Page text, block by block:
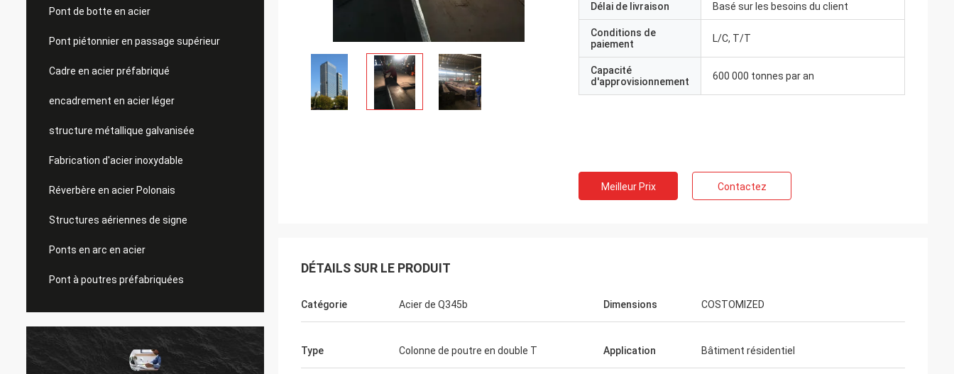
Pont de botte en acier
Pont piétonnier en passage supérieur
Cadre en acier préfabriqué
encadrement en acier léger
structure métallique galvanisée
Fabrication d'acier inoxydable
Réverbère en acier Polonais
Structures aériennes de signe
Ponts en arc en acier
Pont à poutres préfabriquées
Délai de livraison Basé sur les besoins du client
Conditions de
paiement
L/C, T/T
Capacité
d'approvisionnement
600 000 tonnes par an
Meilleur Prix Contactez
DÉTAILS SUR LE PRODUIT
Catégorie Acier de Q345b Dimensions COSTOMIZED
Type Colonne de poutre en double T Application Bâtiment résidentiel